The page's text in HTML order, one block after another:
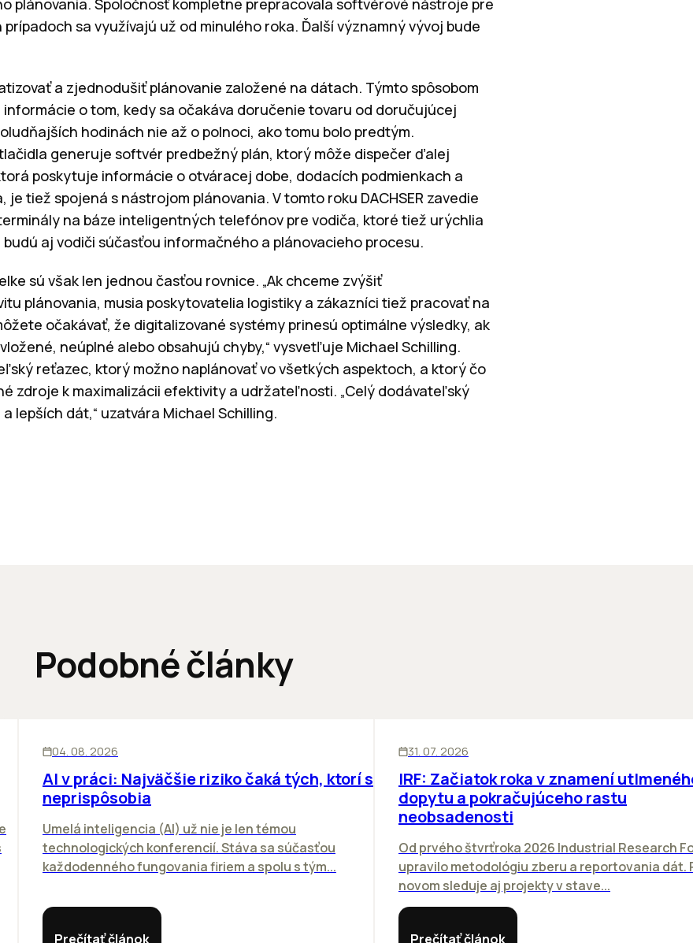
plánovania. Spoločnosť kompletne prepracovala softvérové nástroje pre
sa využívajú už od minulého roka. Ďalší významný vývoj bude
a zjednodušiť plánovanie založené na dátach. Týmto spôsobom
o tom, kedy sa očakáva doručenie tovaru od doručujúcej
hodinách nie až o polnoci, ako tomu bolo predtým.
generuje softvér predbežný plán, ktorý môže dispečer ďalej
poskytuje informácie o otváracej dobe, dodacích podmienkach a
tiež spojená s nástrojom plánovania. V tomto roku DACHSER zavedie
na báze inteligentných telefónov pre vodiča, ktoré tiež urýchlia
aj vodiči súčasťou informačného a plánovacieho procesu.
sú však len jednou časťou rovnice. „Ak chceme zvýšiť
plánovania, musia poskytovatelia logistiky a zákazníci tiež pracovať na
očakávať, že digitalizované systémy prinesú optimálne výsledky, ak
neúplné alebo obsahujú chyby,“ vysvetľuje Michael Schilling.
reťazec, ktorý možno naplánovať vo všetkých aspektoch, a ktorý čo
zdroje k maximalizácii efektivity a udržateľnosti. „Celý dodávateľský
lepších dát,“ uzatvára Michael Schilling.
Podobné články
04. 08. 2026
AI v práci: Najväčšie riziko čaká tých, ktorí sa
neprispôsobia
Umelá inteligencia (AI) už nie je len témou
technologických konferencií. Stáva sa súčasťou
každodenného fungovania firiem a spolu s tým...
Prečítať článok
31. 07. 2026
IRF: Začiatok roka v znamení
dopytu a pokračujúceho rastu
neobsadenosti
Od prvého štvrťroka 2026 Industrial Research
upravilo metodológiu zberu a reportovania dát.
novom sleduje aj projekty v stave...
Prečítať článok